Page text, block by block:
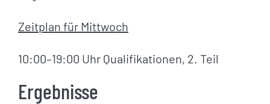
Zeitplan für Mittwoch
10:00–19:00 Uhr Qualifikationen, 2. Teil
Ergebnisse